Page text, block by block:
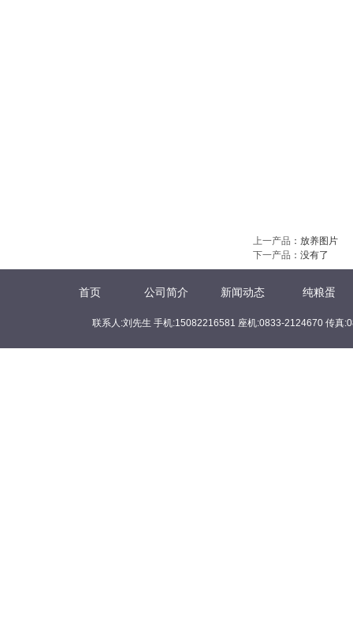
上一产品 ： 放养图片
下一产品 ：没有了
首页 公司简介 新闻动态 纯粮蛋
联系人:刘先生 手机:15082216581 座机:0833-2124670 传真